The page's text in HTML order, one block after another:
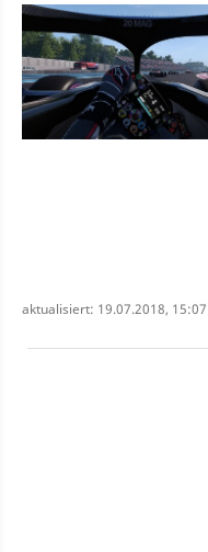
aktualisiert: 19.07.2018,